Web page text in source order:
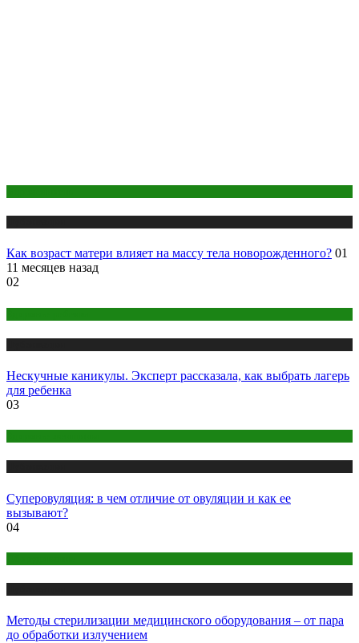
Как возраст матери влияет на массу тела новорожденного? 01
11 месяцев назад
02
Нескучные каникулы. Эксперт рассказала, как выбрать лагерь
для ребенка
03
Суперовуляция: в чем отличие от овуляции и как ее
вызывают?
04
Методы стерилизации медицинского оборудования – от пара
до обработки излучением